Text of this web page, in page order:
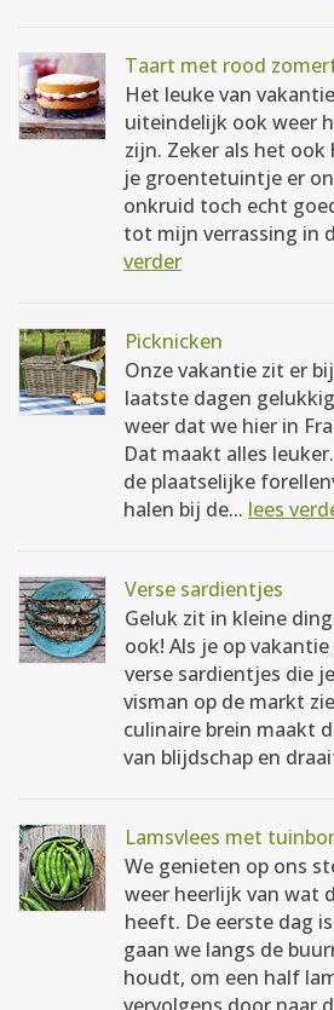
Taart met rood
Het leuke van
uiteindelijk ook weer
zijn. Zeker als het ook
je groentetuintje er
onkruid toch echt
tot mijn verrassing in
verder
Picknicken
Onze vakantie zit er
laatste dagen
weer dat we hier in
Dat maakt alles
de plaatselijke
halen bij de... lees
Verse sardientjes
Geluk zit in kleine
ook! Als je op
verse sardientjes die
visman op de markt
culinaire brein maakt
van blijdschap en
Lamsvlees met
We genieten op ons
weer heerlijk van wat
heeft. De eerste dag
gaan we langs de
houdt, om een half